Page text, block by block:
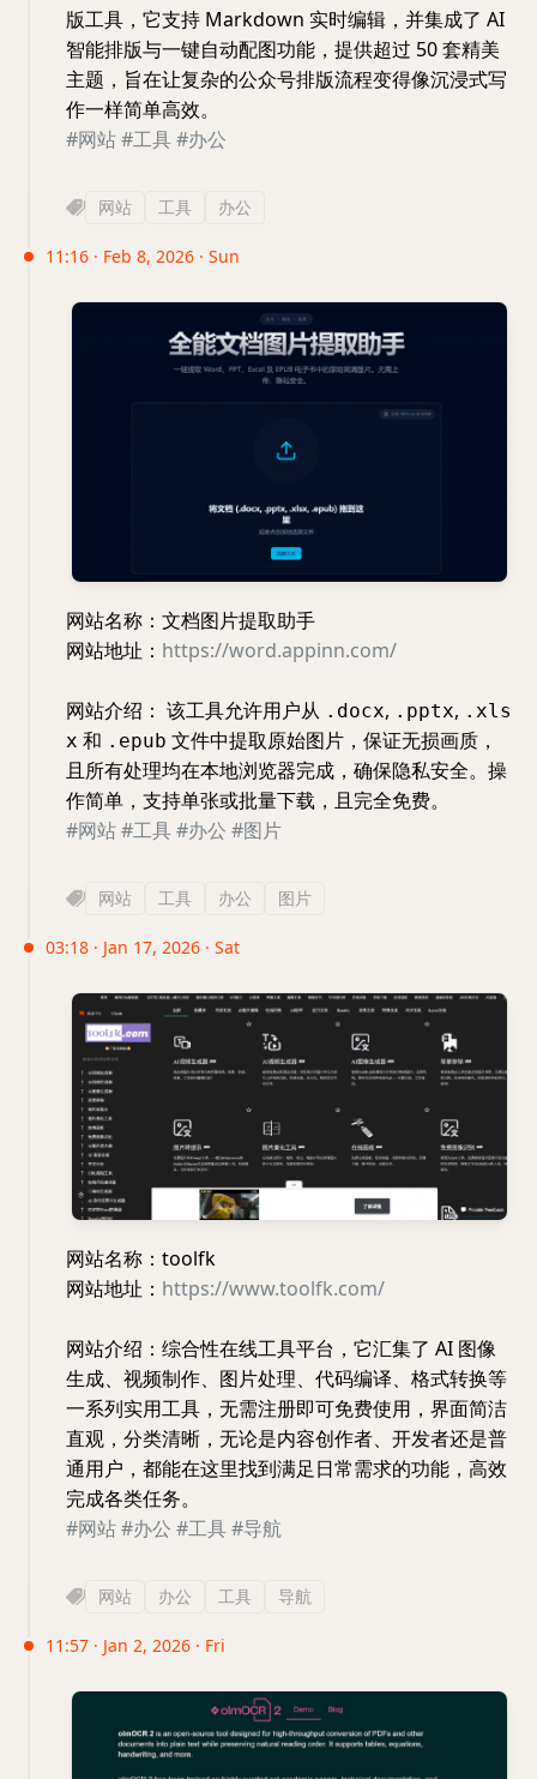
版工具，它支持 Markdown 实时编辑，并集成了 AI
智能排版与一键自动配图功能，提供超过 50 套精美
主题，旨在让复杂的公众号排版流程变得像沉浸式写
作一样简单高效。
#网站#工具#办公
网站 工具 办公
11:16 · Feb 8, 2026 · Sun
网站名称：文档图片提取助手
网站地址： https://word.appinn.com/
网站介绍： 该工具允许用户从 .docx, .pptx, .xls
x 和 .epub 文件中提取原始图片，保证无损画质，
且所有处理均在本地浏览器完成，确保隐私安全。操
作简单，支持单张或批量下载，且完全免费。
#网站#工具#办公 #图片
网站 工具 办公 图片
03:18 · Jan 17, 2026 · Sat
网站名称：toolfk
网站地址： https://www.toolfk.com/
网站介绍：综合性在线工具平台，它汇集了 AI 图像
生成、视频制作、图片处理、代码编译、格式转换等
一系列实用工具，无需注册即可免费使用，界面简洁
直观，分类清晰，无论是内容创作者、开发者还是普
通用户，都能在这里找到满足日常需求的功能，高效
完成各类任务。
#网站#办公 #工具#导航
网站 办公 工具 导航
11:57 · Jan 2, 2026 · Fri